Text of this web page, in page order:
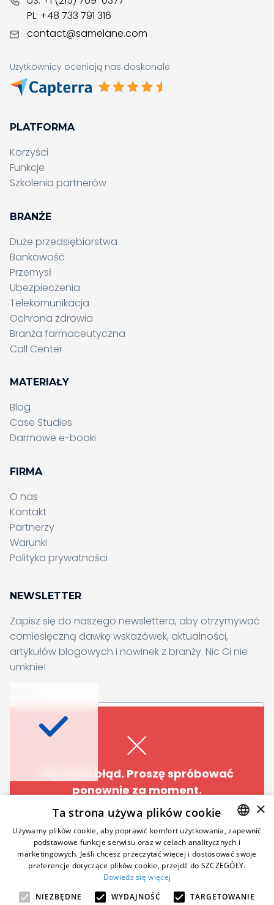
PL: +48 733 791 316
contact@samelane.com
Użytkownicy oceniają nas doskonale
Obserwuj nas
PLATFORMA
Korzyści
Funkcje
Szkolenia partnerów
BRANŻE
Duże przedsiębiorstwa
Bankowość
Przemysł
Ubezpieczenia
Telekomunikacja
Ochrona zdrowia
Branża farmaceutyczna
Call Center
MATERIAŁY
Blog
Case Studies
Darmowe e-booki
FIRMA
O nas
Kontakt
Partnerzy
Warunki
Polityka prywatności
NEWSLETTER
Zapisz się do naszego newslettera, aby otrzymywać
comiesięczną dawkę wskazówek, aktualności,
artykułów blogowych i nowinek z branży. Nic Ci nie
umknie!
Wyrażam zgodę na otrzymywanie newslettera oraz innych
materiałów biznesowych i marketingowych. Wiem, że w każdej
chwili mogę zrezygnować z otrzymywania komunikatów
marketingowych. Pełne informacje na temat wycofywania zgody
oraz ochrony i przetwarzania danych osobowych znajdują się w
Zapisz się teraz
Wysyłanie formularza, proszę
Wystąpił błąd. Proszę spróbować
ponownie za moment.
więcej?
Zapisz się do naszego newslettera, a co
miesiąc otrzymasz świeżą dawkę inspiracji,
branżowych oraz dotyczących nowych
funkcjonalności Samelane.
Email*
Wyrażam zgodę na otrzymywanie newslettera oraz
innych materiałów biznesowych i marketingowych.
W każdej chwili mogę zrezygnować z otrzymywania
Wystąpił błąd. Proszę spróbować
ponownie za moment.
ENGLISH
POLISH
×
Ta strona używa plików cookie
Używamy plików cookie, aby poprawić komfort użytkowania, zapewnić
podstawowe funkcje serwisu oraz w celach analitycznych i
marketingowych. Jeśli chcesz przeczytać więcej i dostosować swoje
preferencje dotyczące plików cookie, przejdź do SZCZEGÓŁY.
Dowiedz się więcej
NIEZBĘDNE
WYDAJNOŚĆ TARGETOWANIE